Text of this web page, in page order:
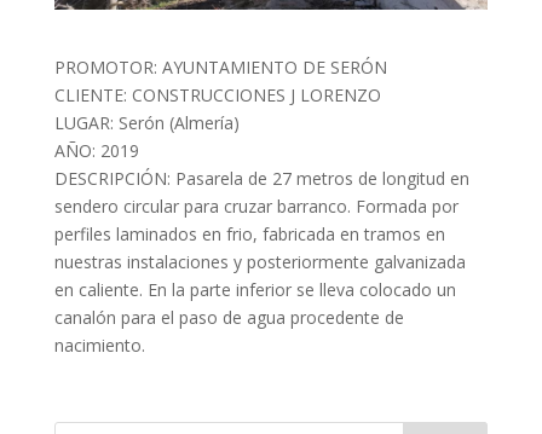
PROMOTOR: AYUNTAMIENTO DE SERÓN
CLIENTE: CONSTRUCCIONES J LORENZO
LUGAR: Serón (Almería)
AÑO: 2019
DESCRIPCIÓN: Pasarela de 27 metros de longitud en
sendero circular para cruzar barranco. Formada por
perfiles laminados en frio, fabricada en tramos en
nuestras instalaciones y posteriormente galvanizada
en caliente. En la parte inferior se lleva colocado un
canalón para el paso de agua procedente de
nacimiento.